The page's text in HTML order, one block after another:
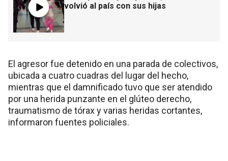
volvió al país con sus hijas
El agresor fue detenido en una parada de colectivos,
ubicada a cuatro cuadras del lugar del hecho,
mientras que el damnificado tuvo que ser atendido
por una herida punzante en el glúteo derecho,
traumatismo de tórax y varias heridas cortantes,
informaron fuentes policiales.